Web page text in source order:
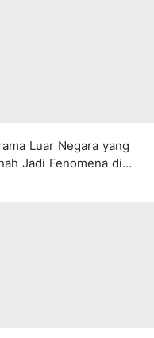
Luar Negara yang
Jadi Fenomena di